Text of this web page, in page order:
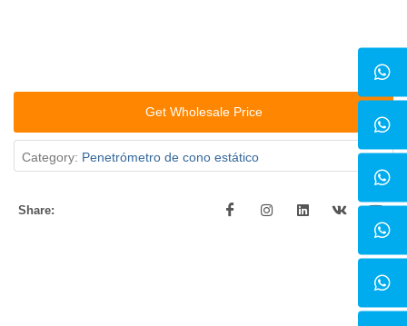
Get Wholesale Price
Category: Penetrómetro de cono estático
Share: